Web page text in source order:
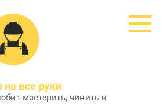
на все руки
мастерить, чинить и